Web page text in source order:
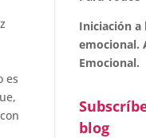
es
Iniciación a
emocional.
Emocional.
blog